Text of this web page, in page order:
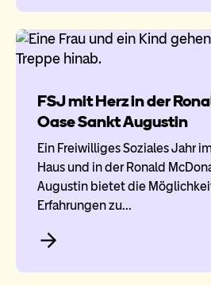
FSJ mit Herz in der
Oase Sankt Augustin
Ein Freiwilliges Soziales Jahr
Haus und in der Ronald
Augustin bietet die
Erfahrungen zu…